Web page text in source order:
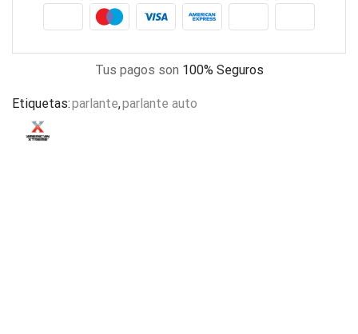
Tus pagos son 100% Seguros
Etiquetas:parlante,parlante auto